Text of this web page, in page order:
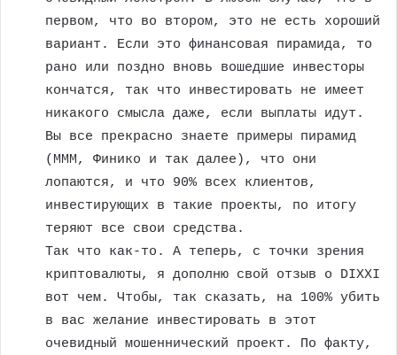
первом, что во втором, это не есть хороший
вариант. Если это финансовая пирамида, то
рано или поздно вновь вошедшие инвесторы
кончатся, так что инвестировать не имеет
никакого смысла даже, если выплаты идут.
Вы все прекрасно знаете примеры пирамид
(МММ, Финико и так далее), что они
лопаются, и что 90% всех клиентов,
инвестирующих в такие проекты, по итогу
теряют все свои средства.
Так что как-то. А теперь, с точки зрения
криптовалюты, я дополню свой отзыв о DIXXI
вот чем. Чтобы, так сказать, на 100% убить
в вас желание инвестировать в этот
очевидный мошеннический проект. По факту,